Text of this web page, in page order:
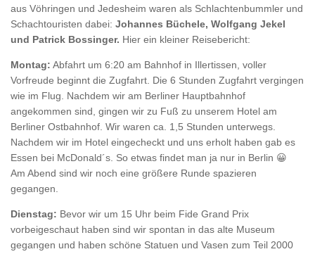
aus Vöhringen und Jedesheim waren als Schlachtenbummler und
Schachtouristen dabei: Johannes Büchele, Wolfgang Jekel
und Patrick Bossinger. Hier ein kleiner Reisebericht:
Montag: Abfahrt um 6:20 am Bahnhof in Illertissen, voller
Vorfreude beginnt die Zugfahrt. Die 6 Stunden Zugfahrt vergingen
wie im Flug. Nachdem wir am Berliner Hauptbahnhof
angekommen sind, gingen wir zu Fuß zu unserem Hotel am
Berliner Ostbahnhof. Wir waren ca. 1,5 Stunden unterwegs.
Nachdem wir im Hotel eingecheckt und uns erholt haben gab es
Essen bei McDonald´s. So etwas findet man ja nur in Berlin 😀
Am Abend sind wir noch eine größere Runde spazieren
gegangen.
Dienstag: Bevor wir um 15 Uhr beim Fide Grand Prix
vorbeigeschaut haben sind wir spontan in das alte Museum
gegangen und haben schöne Statuen und Vasen zum Teil 2000